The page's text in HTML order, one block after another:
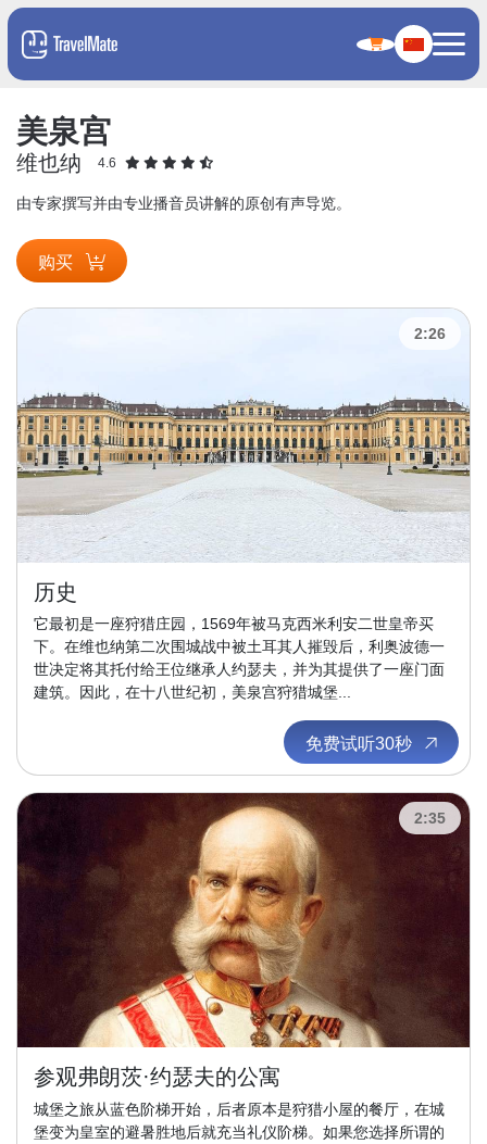
美泉宫
维也纳 4.6
由专家撰写并由专业播音员讲解的原创有声导览。
购买
2:26
历史
它最初是一座狩猎庄园，1569年被马克西米利安二世皇帝买
下。在维也纳第二次围城战中被土耳其人摧毁后，利奥波德一
世决定将其托付给王位继承人约瑟夫，并为其提供了一座门面
建筑。因此，在十八世纪初，美泉宫狩猎城堡...
免费试听30秒
2:35
参观弗朗茨·约瑟夫的公寓
城堡之旅从蓝色阶梯开始，后者原本是狩猎小屋的餐厅，在城
堡变为皇室的避暑胜地后就充当礼仪阶梯。如果您选择所谓的